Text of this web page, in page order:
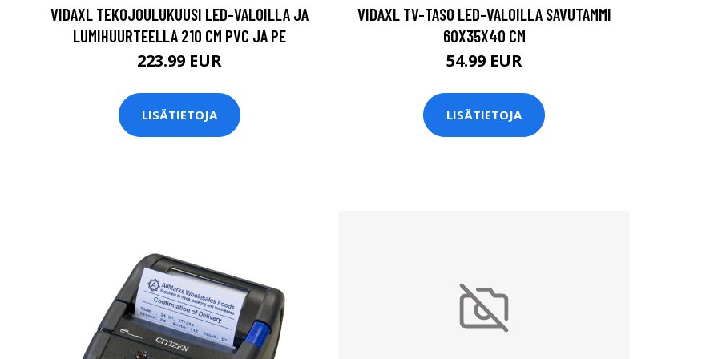
VIDAXL TEKOJOULUKUUSI LED-VALOILLA JA
LUMIHUURTEELLA 210 CM PVC JA PE
223.99 EUR
LISÄTIETOJA
VIDAXL TV-TASO LED-VALOILLA SAVUTAMMI
60X35X40 CM
54.99 EUR
LISÄTIETOJA